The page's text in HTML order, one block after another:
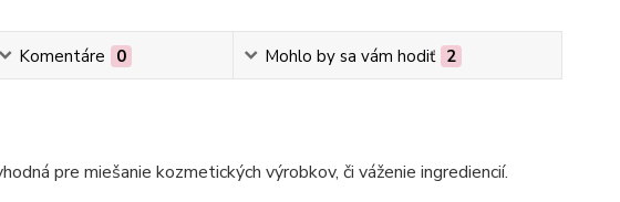
Komentáre 0 Mohlo by sa vám hodiť 2
pre miešanie kozmetických výrobkov, či váženie ingrediencií.